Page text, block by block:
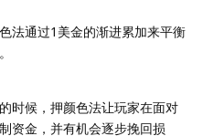
法通过1美金的渐进累加来平衡
时候，押颜色法让玩家在面对
资金，并有机会逐步挽回损